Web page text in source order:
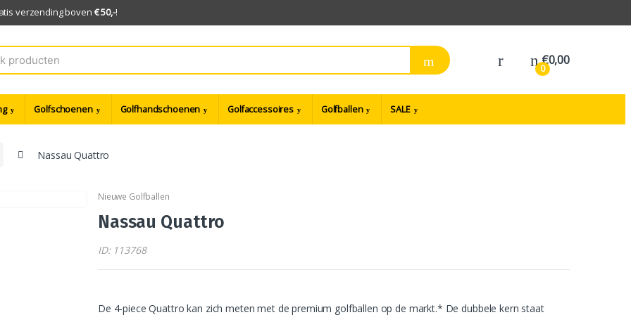
verzending boven € 50,-!
0
€0,00
Golfschoenen Golfhandschoenen Golfaccessoires Golfballen SALE
Nassau Quattro
Nieuwe Golfballen
Nassau Quattro
ID: 113768
De 4-piece Quattro kan zich meten met de premium golfballen op de markt.* De dubbele kern staat